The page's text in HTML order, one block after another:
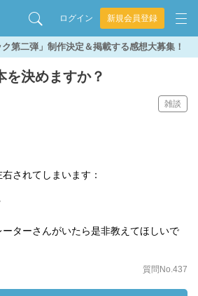
ログイン 新規会員登録
ク第二弾」制作決定＆掲載する感想大募集！
を決めますか？
雑談
されてしまいます：
ターさんがいたら是非教えてほしいで
質問No.437